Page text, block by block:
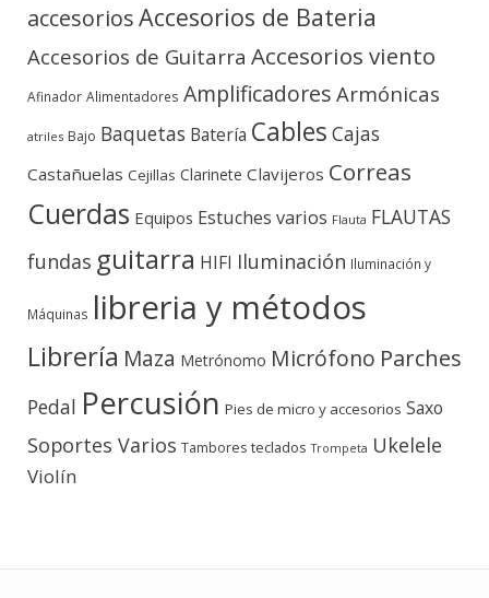
accesoriosAccesorios de Bateria
Accesorios de Guitarra Accesorios viento
Afinador Alimentadores Amplificadores Armónicas
atriles Bajo Baquetas Batería Cables Cajas
Castañuelas Cejillas Clarinete Clavijeros Correas
Cuerdas Equipos Estuches varios Flauta FLAUTAS
fundas guitarra HIFI Iluminación Iluminación y
Máquinas libreria y métodos
Librería Maza Metrónomo Micrófono Parches
Pedal Percusión Pies de micro y accesorios Saxo
Soportes Varios Tambores teclados Trompeta Ukelele
Violín